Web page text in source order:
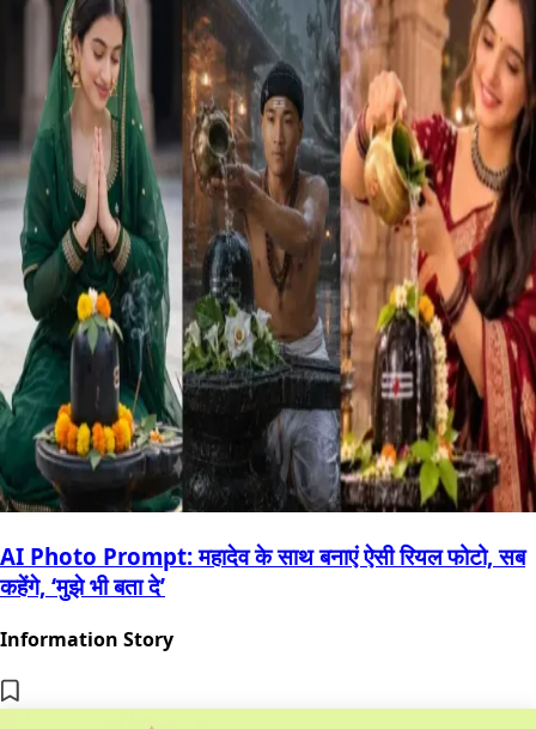
AI Photo Prompt: महादेव के साथ बनाएं ऐसी रियल फोटो, सब
कहेंगे, ‘मुझे भी बता दे’
Information Story